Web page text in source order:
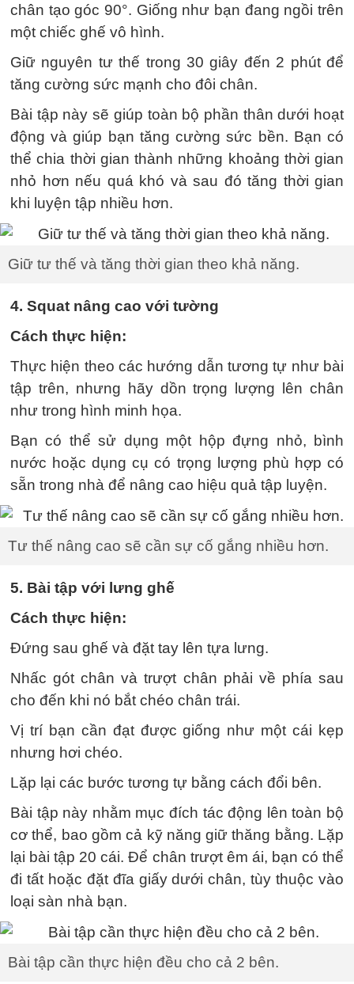
chân tạo góc 90°. Giống như bạn đang ngồi trên
một chiếc ghế vô hình.
Giữ nguyên tư thế trong 30 giây đến 2 phút để
tăng cường sức mạnh cho đôi chân.
Bài tập này sẽ giúp toàn bộ phần thân dưới hoạt
động và giúp bạn tăng cường sức bền. Bạn có
thể chia thời gian thành những khoảng thời gian
nhỏ hơn nếu quá khó và sau đó tăng thời gian
khi luyện tập nhiều hơn.
Giữ tư thế và tăng thời gian theo khả năng.
4. Squat nâng cao với tường
Cách thực hiện:
Thực hiện theo các hướng dẫn tương tự như bài
tập trên, nhưng hãy dồn trọng lượng lên chân
như trong hình minh họa.
Bạn có thể sử dụng một hộp đựng nhỏ, bình
nước hoặc dụng cụ có trọng lượng phù hợp có
sẵn trong nhà để nâng cao hiệu quả tập luyện.
Tư thế nâng cao sẽ cần sự cố gắng nhiều hơn.
5. Bài tập với lưng ghế
Cách thực hiện:
Đứng sau ghế và đặt tay lên tựa lưng.
Nhấc gót chân và trượt chân phải về phía sau
cho đến khi nó bắt chéo chân trái.
Vị trí bạn cần đạt được giống như một cái kẹp
nhưng hơi chéo.
Lặp lại các bước tương tự bằng cách đổi bên.
Bài tập này nhằm mục đích tác động lên toàn bộ
cơ thể, bao gồm cả kỹ năng giữ thăng bằng. Lặp
lại bài tập 20 cái. Để chân trượt êm ái, bạn có thể
đi tất hoặc đặt đĩa giấy dưới chân, tùy thuộc vào
loại sàn nhà bạn.
Bài tập cần thực hiện đều cho cả 2 bên.